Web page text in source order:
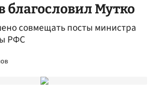
благословил Мутко
совмещать посты министра
РФС